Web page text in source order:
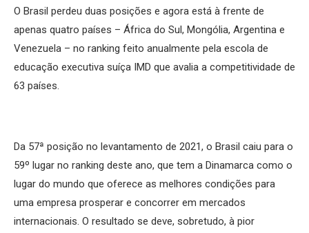
O Brasil perdeu duas posições e agora está à frente de
apenas quatro países – África do Sul, Mongólia, Argentina e
Venezuela – no ranking feito anualmente pela escola de
educação executiva suíça IMD que avalia a competitividade de
63 países.
Da 57ª posição no levantamento de 2021, o Brasil caiu para o
59º lugar no ranking deste ano, que tem a Dinamarca como o
lugar do mundo que oferece as melhores condições para
uma empresa prosperar e concorrer em mercados
internacionais. O resultado se deve, sobretudo, à pior